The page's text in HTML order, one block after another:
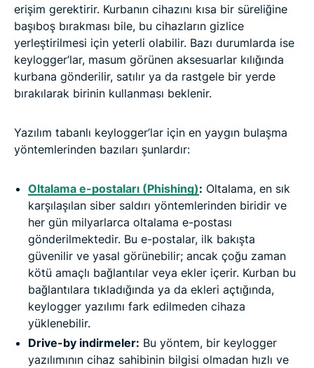
erişim gerektirir. Kurbanın cihazını kısa bir süreliğine
başıboş bırakması bile, bu cihazların gizlice
yerleştirilmesi için yeterli olabilir. Bazı durumlarda ise
keylogger’lar, masum görünen aksesuarlar kılığında
kurbana gönderilir, satılır ya da rastgele bir yerde
bırakılarak birinin kullanması beklenir.
Yazılım tabanlı keylogger’lar için en yaygın bulaşma
yöntemlerinden bazıları şunlardır:
Oltalama e-postaları (Phishing): Oltalama, en sık
karşılaşılan siber saldırı yöntemlerinden biridir ve
her gün milyarlarca oltalama e-postası
gönderilmektedir. Bu e-postalar, ilk bakışta
güvenilir ve yasal görünebilir; ancak çoğu zaman
kötü amaçlı bağlantılar veya ekler içerir. Kurban bu
bağlantılara tıkladığında ya da ekleri açtığında,
keylogger yazılımı fark edilmeden cihaza
yüklenebilir.
Drive-by indirmeler: Bu yöntem, bir keylogger
yazılımının cihaz sahibinin bilgisi olmadan hızlı ve